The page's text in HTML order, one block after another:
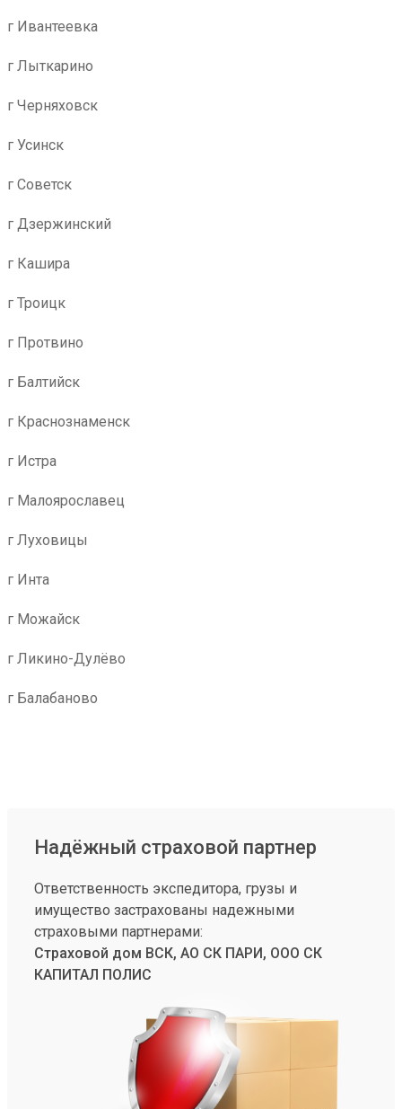
г Ивантеевка
г Лыткарино
г Черняховск
г Усинск
г Советск
г Дзержинский
г Кашира
г Троицк
г Протвино
г Балтийск
г Краснознаменск
г Истра
г Малоярославец
г Луховицы
г Инта
г Можайск
г Ликино-Дулёво
г Балабаново
Надёжный страховой партнер
Ответственность экспедитора, грузы и
имущество застрахованы надежными
страховыми партнерами:
Страховой дом ВСК, АО СК ПАРИ, ООО СК
КАПИТАЛ ПОЛИС